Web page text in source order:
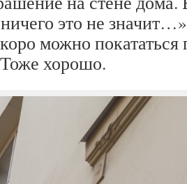
это не
можно
хорошо.